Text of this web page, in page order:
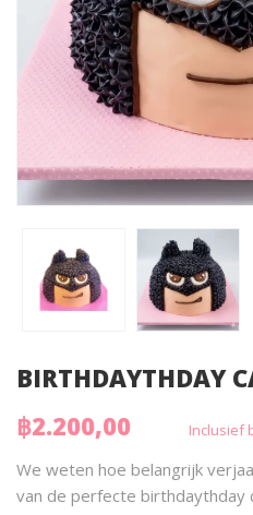
BIRTHDAYTHDAY
฿2.200,00
Inclusief
We weten hoe belangrijk
van de perfecte birthdaythday